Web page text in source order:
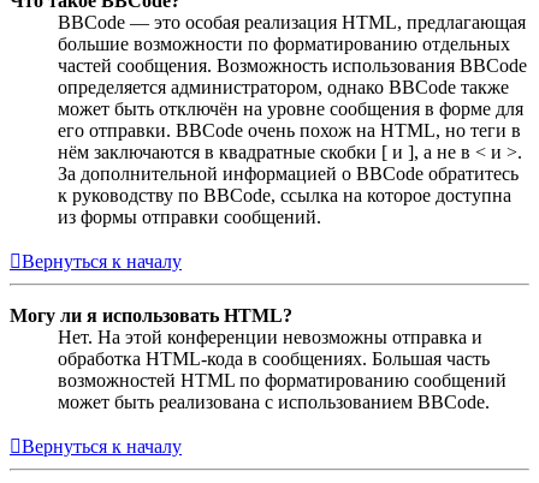
BBCode — это особая реализация HTML, предлагающая
большие возможности по форматированию отдельных
частей сообщения. Возможность использования BBCode
определяется администратором, однако BBCode также
может быть отключён на уровне сообщения в форме для
его отправки. BBCode очень похож на HTML, но теги в
нём заключаются в квадратные скобки [ и ], а не в < и >.
За дополнительной информацией о BBCode обратитесь
к руководству по BBCode, ссылка на которое доступна
из формы отправки сообщений.
Вернуться к началу
Могу ли я использовать HTML?
Нет. На этой конференции невозможны отправка и
обработка HTML-кода в сообщениях. Большая часть
возможностей HTML по форматированию сообщений
может быть реализована с использованием BBCode.
Вернуться к началу